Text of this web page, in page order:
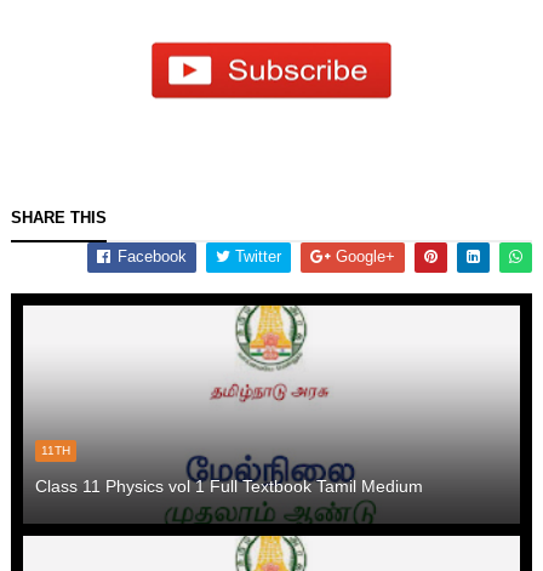
SHARE THIS
Facebook Twitter Google+
11TH
Class 11 Physics vol 1 Full Textbook Tamil Medium